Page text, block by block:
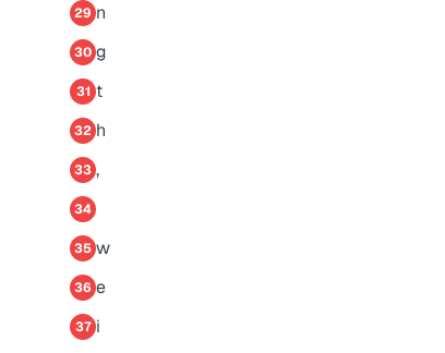
29 n
30 g
31 t
32 h
33 ,
34
35 w
36 e
37 i